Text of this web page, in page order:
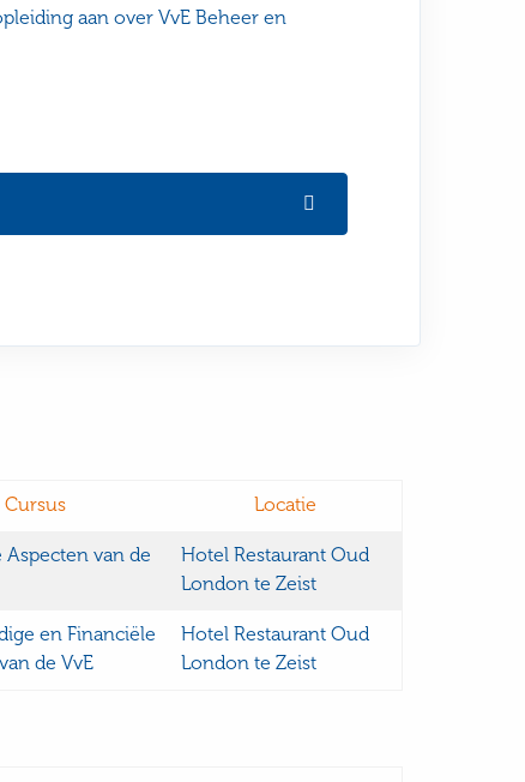
aan over VvE Beheer en
Cursus Locatie
van de
Hotel Restaurant Oud
London te Zeist
en Financiële
de VvE
Hotel Restaurant Oud
London te Zeist